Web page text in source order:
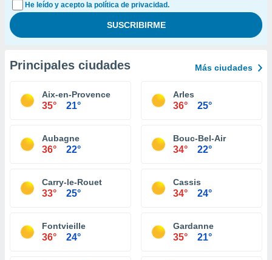
He leído y acepto la política de privacidad.
Principales ciudades Más ciudades
Aix-en-Provence
35° 21°
Arles
36° 25°
Aubagne
36° 22°
Bouc-Bel-Air
34° 22°
Carry-le-Rouet
33° 25°
Cassis
34° 24°
Fontvieille
36° 24°
Gardanne
35° 21°